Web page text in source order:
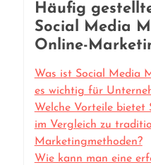
Häufig
Social Media
Online-
Was ist Social Media
es wichtig für
Welche Vorteile
im Vergleich zu
Marketingmethoden?
Wie kann man eine